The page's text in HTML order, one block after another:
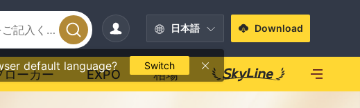
日本語
default language? Switch
Download
ローカー EXPO 相場